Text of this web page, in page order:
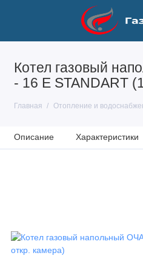
Котел газовый
- 16 Е STANDART
Главная Отопление и
Описание Характеристики